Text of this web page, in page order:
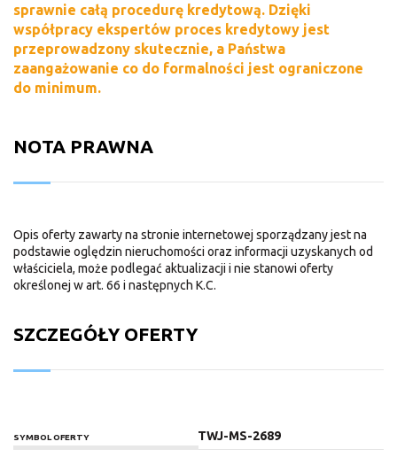
sprawnie całą procedurę kredytową. Dzięki
współpracy ekspertów proces kredytowy jest
przeprowadzony skutecznie, a Państwa
zaangażowanie co do formalności jest ograniczone
do minimum.
NOTA PRAWNA
Opis oferty zawarty na stronie internetowej sporządzany jest na
podstawie oględzin nieruchomości oraz informacji uzyskanych od
właściciela, może podlegać aktualizacji i nie stanowi oferty
określonej w art. 66 i następnych K.C.
SZCZEGÓŁY OFERTY
SYMBOL OFERTY TWJ-MS-2689